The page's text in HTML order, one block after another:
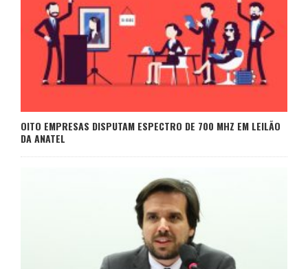
OITO EMPRESAS DISPUTAM ESPECTRO DE 700 MHZ EM LEILÃO
DA ANATEL